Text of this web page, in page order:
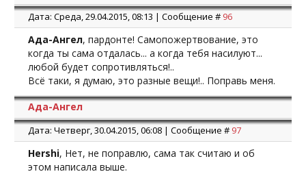
Дата: Среда, 29.04.2015, 08:13 | Сообщение # 96
Ада-Ангел, пардонте! Самопожертвование, это
когда ты сама отдалась... а когда тебя насилуют...
любой будет сопротивляться!..
Всё таки, я думаю, это разные вещи!.. Поправь меня.
Ада-Ангел
Дата: Четверг, 30.04.2015, 06:08 | Сообщение # 97
Hershi, Нет, не поправлю, сама так считаю и об
этом написала выше.